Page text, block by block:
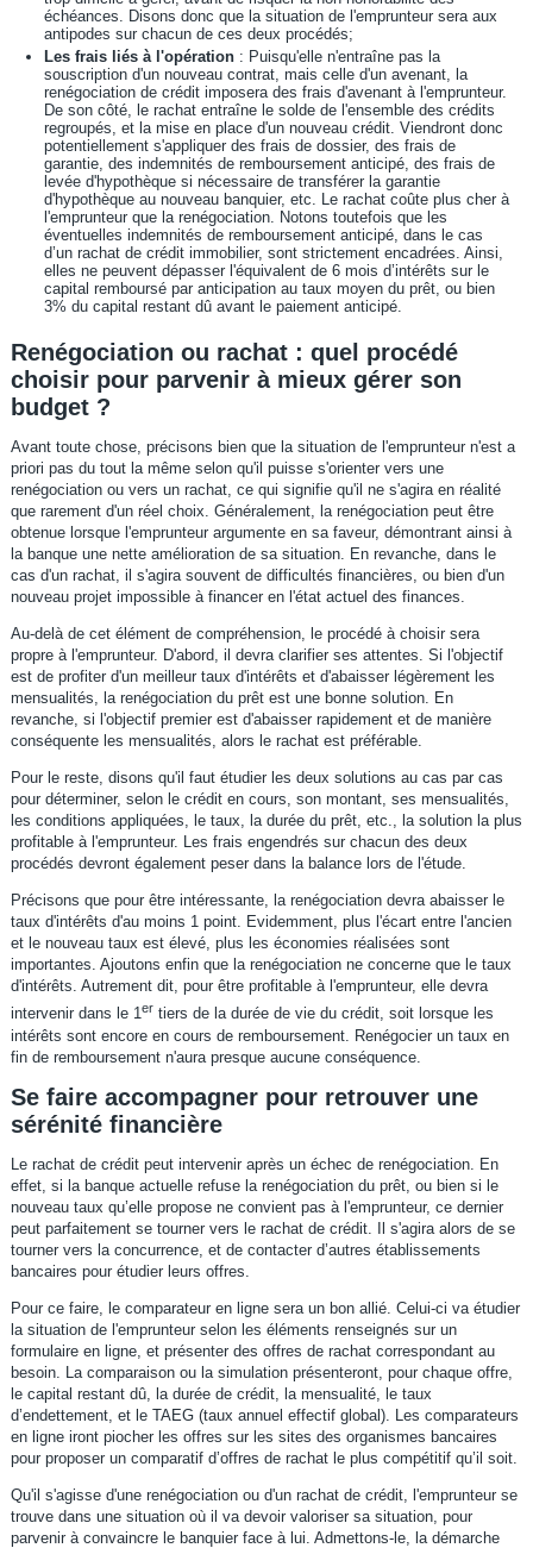
échéances. Disons donc que la situation de l'emprunteur sera aux
antipodes sur chacun de ces deux procédés;
Les frais liés à l'opération : Puisqu'elle n'entraîne pas la
souscription d'un nouveau contrat, mais celle d'un avenant, la
renégociation de crédit imposera des frais d'avenant à l'emprunteur.
De son côté, le rachat entraîne le solde de l'ensemble des crédits
regroupés, et la mise en place d'un nouveau crédit. Viendront donc
potentiellement s'appliquer des frais de dossier, des frais de
garantie, des indemnités de remboursement anticipé, des frais de
levée d'hypothèque si nécessaire de transférer la garantie
d'hypothèque au nouveau banquier, etc. Le rachat coûte plus cher à
l'emprunteur que la renégociation. Notons toutefois que les
éventuelles indemnités de remboursement anticipé, dans le cas
d’un rachat de crédit immobilier, sont strictement encadrées. Ainsi,
elles ne peuvent dépasser l'équivalent de 6 mois d’intérêts sur le
capital remboursé par anticipation au taux moyen du prêt, ou bien
3% du capital restant dû avant le paiement anticipé.
Renégociation ou rachat : quel procédé
choisir pour parvenir à mieux gérer son
budget ?
Avant toute chose, précisons bien que la situation de l'emprunteur n'est a
priori pas du tout la même selon qu'il puisse s'orienter vers une
renégociation ou vers un rachat, ce qui signifie qu'il ne s'agira en réalité
que rarement d'un réel choix. Généralement, la renégociation peut être
obtenue lorsque l'emprunteur argumente en sa faveur, démontrant ainsi à
la banque une nette amélioration de sa situation. En revanche, dans le
cas d'un rachat, il s'agira souvent de difficultés financières, ou bien d'un
nouveau projet impossible à financer en l'état actuel des finances.
Au-delà de cet élément de compréhension, le procédé à choisir sera
propre à l'emprunteur. D'abord, il devra clarifier ses attentes. Si l'objectif
est de profiter d'un meilleur taux d'intérêts et d'abaisser légèrement les
mensualités, la renégociation du prêt est une bonne solution. En
revanche, si l'objectif premier est d'abaisser rapidement et de manière
conséquente les mensualités, alors le rachat est préférable.
Pour le reste, disons qu'il faut étudier les deux solutions au cas par cas
pour déterminer, selon le crédit en cours, son montant, ses mensualités,
les conditions appliquées, le taux, la durée du prêt, etc., la solution la plus
profitable à l'emprunteur. Les frais engendrés sur chacun des deux
procédés devront également peser dans la balance lors de l'étude.
Précisons que pour être intéressante, la renégociation devra abaisser le
taux d'intérêts d'au moins 1 point. Evidemment, plus l'écart entre l'ancien
et le nouveau taux est élevé, plus les économies réalisées sont
importantes. Ajoutons enfin que la renégociation ne concerne que le taux
d'intérêts. Autrement dit, pour être profitable à l'emprunteur, elle devra
intervenir dans le 1er tiers de la durée de vie du crédit, soit lorsque les
intérêts sont encore en cours de remboursement. Renégocier un taux en
fin de remboursement n'aura presque aucune conséquence.
Se faire accompagner pour retrouver une
sérénité financière
Le rachat de crédit peut intervenir après un échec de renégociation. En
effet, si la banque actuelle refuse la renégociation du prêt, ou bien si le
nouveau taux qu’elle propose ne convient pas à l'emprunteur, ce dernier
peut parfaitement se tourner vers le rachat de crédit. Il s'agira alors de se
tourner vers la concurrence, et de contacter d’autres établissements
bancaires pour étudier leurs offres.
Pour ce faire, le comparateur en ligne sera un bon allié. Celui-ci va étudier
la situation de l'emprunteur selon les éléments renseignés sur un
formulaire en ligne, et présenter des offres de rachat correspondant au
besoin. La comparaison ou la simulation présenteront, pour chaque offre,
le capital restant dû, la durée de crédit, la mensualité, le taux
d’endettement, et le TAEG (taux annuel effectif global). Les comparateurs
en ligne iront piocher les offres sur les sites des organismes bancaires
pour proposer un comparatif d’offres de rachat le plus compétitif qu’il soit.
Qu'il s'agisse d'une renégociation ou d'un rachat de crédit, l'emprunteur se
trouve dans une situation où il va devoir valoriser sa situation, pour
parvenir à convaincre le banquier face à lui. Admettons-le, la démarche